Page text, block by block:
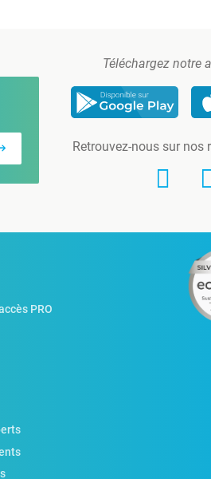
Téléchargez notre
Retrouvez-nous sur nos
PRO